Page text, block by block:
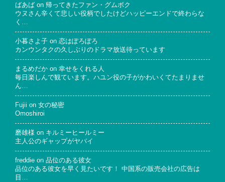
ばあば on 帰ってきたファン・グムボク
ウヌさん辛くて悲しい役柄でしたけどハッピーエンドで終わらな
く…
小暮さよ子 on 恋はぽろぽろ
カンウンタクの久しぶりのドラマ放送待っています
まるめだか on 幸せをくれる人
毎日楽しんで観ています。ハユン役の子がかわいくてたまりませ
ん…
Fujii on 女の秘密
Omoshiroi
磨雄様 on キルミーヒールミー
主人公のギャップがヤバイ
freddie on 品位のある彼女
品位のある彼女を早く見たいです！ 中国系の販売会社の広告は
目…